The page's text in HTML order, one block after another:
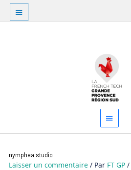
Aller
contenu
Au
dessus
nymphea studio
Laisser un commentaire / Par FT GP/